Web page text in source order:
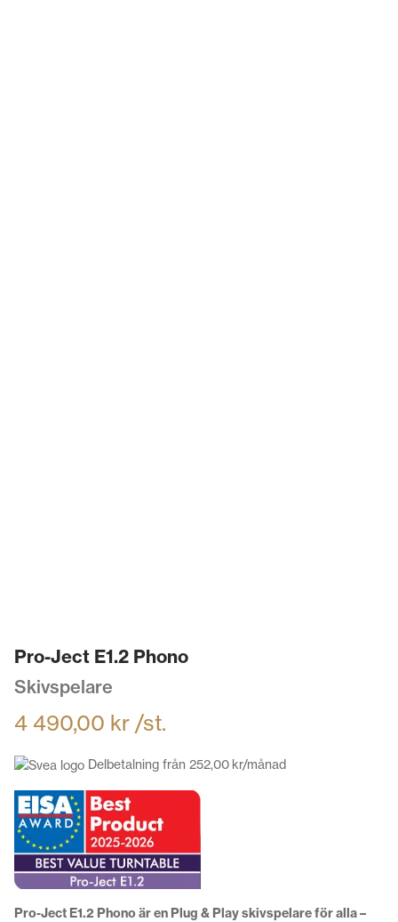
Pro-Ject E1.2 Phono
Skivspelare
4 490,00 kr /st.
Delbetalning från 252,00 kr/månad
Pro-Ject E1.2 Phono är en Plug & Play skivspelareför alla –